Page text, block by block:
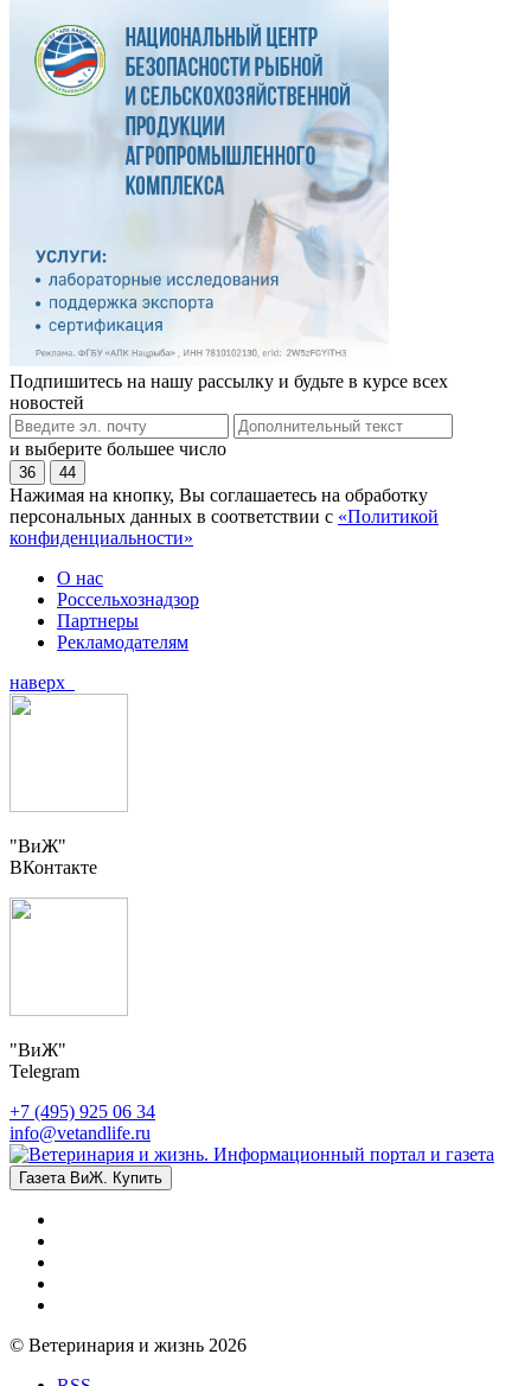
Подпишитесь на нашу рассылку и будьте в курсе всех
новостей
и выберите большее число
36 44
Нажимая на кнопку, Вы соглашаетесь на обработку
персональных данных в соответствии с «Политикой
конфиденциальности»
О нас
Россельхознадзор
Партнеры
Рекламодателям
наверх
"ВиЖ"
ВКонтакте
"ВиЖ"
Telegram
+7 (495) 925 06 34
info@vetandlife.ru
Газета ВиЖ. Купить
© Ветеринария и жизнь 2026